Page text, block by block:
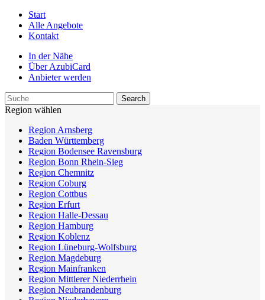
Start
Alle Angebote
Kontakt
In der Nähe
Über AzubiCard
Anbieter werden
Region wählen
Region Arnsberg
Baden Württemberg
Region Bodensee Ravensburg
Region Bonn Rhein-Sieg
Region Chemnitz
Region Coburg
Region Cottbus
Region Erfurt
Region Halle-Dessau
Region Hamburg
Region Koblenz
Region Lüneburg-Wolfsburg
Region Magdeburg
Region Mainfranken
Region Mittlerer Niederrhein
Region Neubrandenburg